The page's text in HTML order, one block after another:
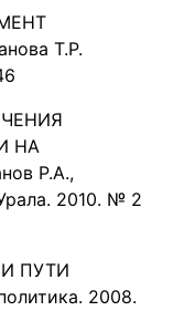
Т.Р.
НА
Р.А.,
2010. № 2
ПУТИ
2008.